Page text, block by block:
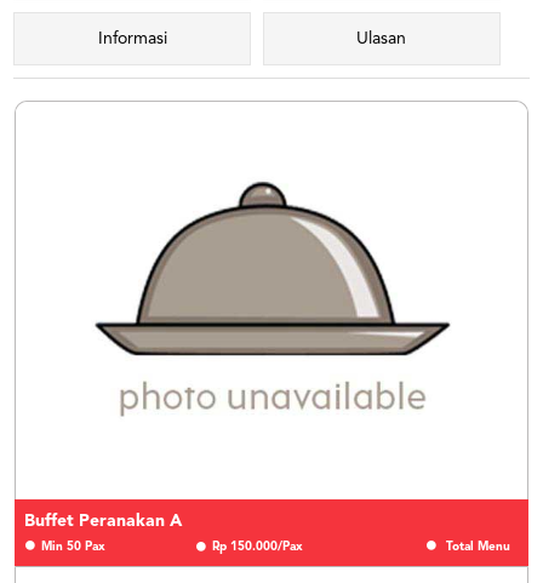
Informasi Ulasan
Buffet Peranakan A
Min 50 Pax Rp 150.000/Pax Total Menu